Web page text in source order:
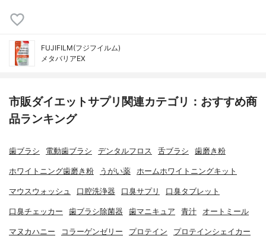
FUJIFILM(フジフイルム)
メタバリアEX
市販ダイエットサプリ関連カテゴリ：おすすめ商
品ランキング
歯ブラシ 電動歯ブラシ デンタルフロス 舌ブラシ 歯磨き粉
ホワイトニング歯磨き粉 うがい薬 ホームホワイトニングキット
マウスウォッシュ 口腔洗浄器 口臭サプリ 口臭タブレット
口臭チェッカー 歯ブラシ除菌器 歯マニキュア 青汁 オートミール
マヌカハニー コラーゲンゼリー プロテイン プロテインシェイカー